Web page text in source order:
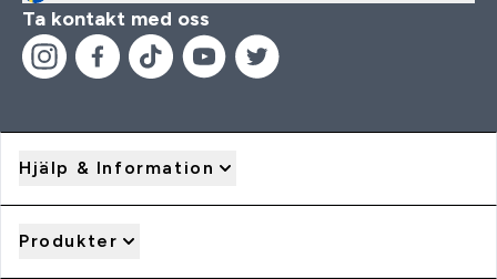
Ta kontakt med oss
Hjälp & Information
Produkter